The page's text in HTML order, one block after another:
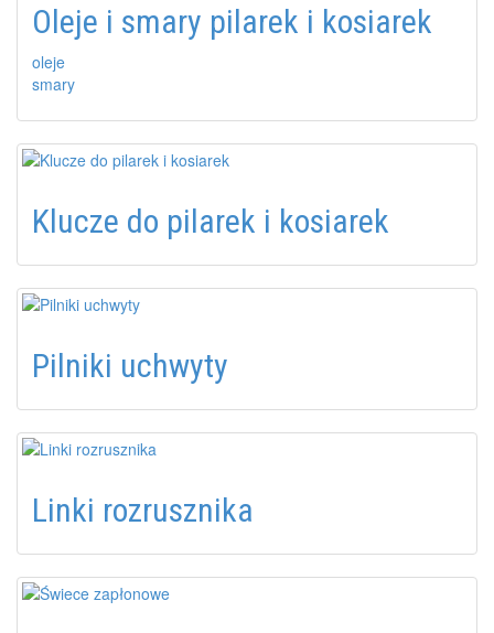
Oleje i smary pilarek i kosiarek
oleje
smary
Klucze do pilarek i kosiarek
Pilniki uchwyty
Linki rozrusznika